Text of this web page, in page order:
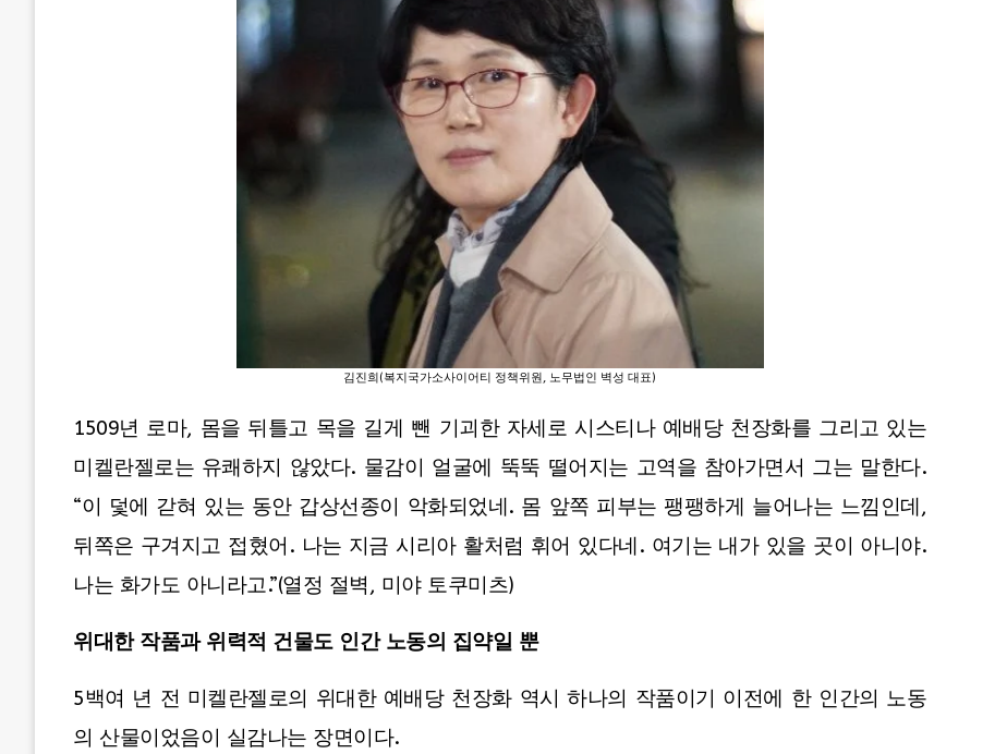
김진희(복지국가소사이어티 정책위원, 노무법인 벽성 대표)
1509년 로마, 몸을 뒤틀고 목을 길게 뺀 기괴한 자세로 시스티나 예배당 천장화를 그리고 있는
미켈란젤로는 유쾌하지 않았다. 물감이 얼굴에 뚝뚝 떨어지는 고역을 참아가면서 그는 말한다.
“이 덫에 갇혀 있는 동안 갑상선종이 악화되었네. 몸 앞쪽 피부는 팽팽하게 늘어나는 느낌인데,
뒤쪽은 구겨지고 접혔어. 나는 지금 시리아 활처럼 휘어 있다네. 여기는 내가 있을 곳이 아니야.
나는 화가도 아니라고.”(열정 절벽, 미야 토쿠미츠)
위대한 작품과 위력적 건물도 인간 노동의 집약일 뿐
5백여 년 전 미켈란젤로의 위대한 예배당 천장화 역시 하나의 작품이기 이전에 한 인간의 노동
의 산물이었음이 실감나는 장면이다.